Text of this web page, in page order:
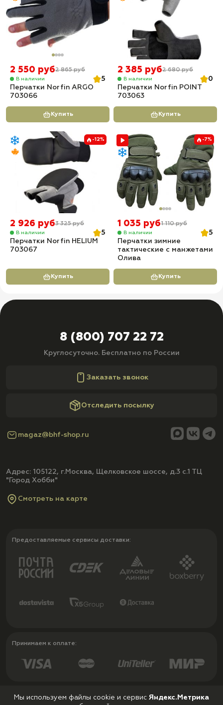
2 550 руб2 865 руб
В наличии
5
Перчатки Norfin ARGO
703066
Купить
2 385 руб2 680 руб
В наличии
0
Перчатки Norfin POINT
703063
Купить
-12%
2 926 руб3 325 руб
В наличии
5
Перчатки Norfin HELIUM
703067
Купить
-7%
1 035 руб1 110 руб
В наличии
5
Перчатки зимние
тактические с манжетами
Олива
Купить
8 (800) 707 22 72
Круглосуточно. Бесплатно по России
Заказать звонок
Отследить посылку
magaz@bhf-shop.ru
Адрес: 105122, г.Москва, Щелковское шоссе, д.3 с.1 ТЦ
"Город Хобби"
Смотреть на карте
Предоставляемые сервисы доставки:
Принимаем к оплате:
Мы используем файлы cookie и сервис Яндекс.Метрика